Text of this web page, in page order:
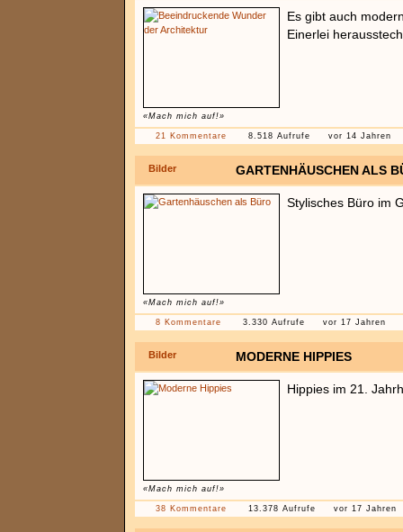
«Mach mich auf!»
Es gibt auch
Einerlei
21 Kommentare 8.518 Aufrufe vor 14 Jahren
Bilder GARTENHÄUSCHEN ALS
«Mach mich auf!»
Stylisches Büro im
8 Kommentare 3.330 Aufrufe vor 17 Jahren
Bilder MODERNE HIPPIES
«Mach mich auf!»
Hippies im 21.
38 Kommentare 13.378 Aufrufe vor 17 Jahren